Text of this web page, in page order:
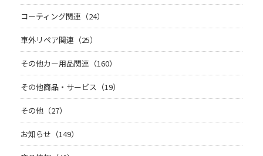
コーティング関連（24）
車外リペア関連（25）
その他カー用品関連（160）
その他商品・サービス（19）
その他（27）
お知らせ（149）